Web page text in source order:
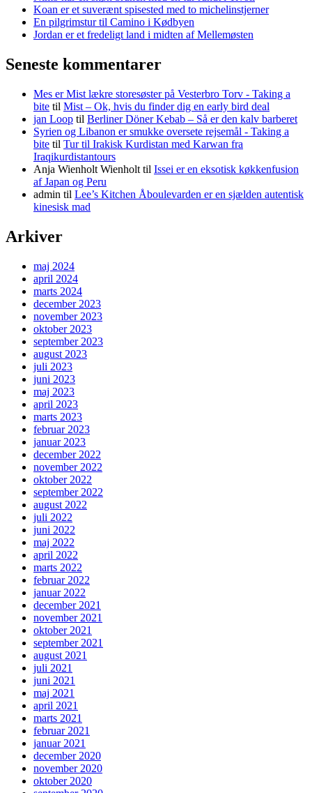
Koan er et suverænt spisested med to michelinstjerner
En pilgrimstur til Camino i Kødbyen
Jordan er et fredeligt land i midten af Mellemøsten
Seneste kommentarer
Mes er Mist lækre storesøster på Vesterbro Torv - Taking a
bite til Mist – Ok, hvis du finder dig en early bird deal
jan Loop til Berliner Döner Kebab – Så er den kalv barberet
Syrien og Libanon er smukke oversete rejsemål - Taking a
bite til Tur til Irakisk Kurdistan med Karwan fra
Iraqikurdistantours
Anja Wienholt Wienholt til Issei er en eksotisk køkkenfusion
af Japan og Peru
admin til Lee’s Kitchen Åboulevarden er en sjælden autentisk
kinesisk mad
Arkiver
maj 2024
april 2024
marts 2024
december 2023
november 2023
oktober 2023
september 2023
august 2023
juli 2023
juni 2023
maj 2023
april 2023
marts 2023
februar 2023
januar 2023
december 2022
november 2022
oktober 2022
september 2022
august 2022
juli 2022
juni 2022
maj 2022
april 2022
marts 2022
februar 2022
januar 2022
december 2021
november 2021
oktober 2021
september 2021
august 2021
juli 2021
juni 2021
maj 2021
april 2021
marts 2021
februar 2021
januar 2021
december 2020
november 2020
oktober 2020